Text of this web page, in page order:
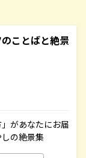
ことばと絶景
があなたにお届
の絶景集